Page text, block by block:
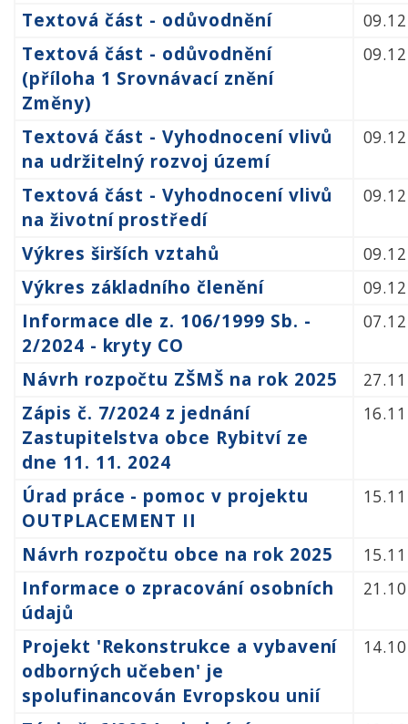
Textová část - odůvodnění
Textová část - odůvodnění
(příloha 1 Srovnávací znění
Změny)
Textová část - Vyhodnocení vlivů
na udržitelný rozvoj území
Textová část - Vyhodnocení vlivů
na životní prostředí
Výkres širších vztahů
Výkres základního členění
Informace dle z. 106/1999 Sb. -
2/2024 - kryty CO
Návrh rozpočtu ZŠMŠ na rok 2025
Zápis č. 7/2024 z jednání
Zastupitelstva obce Rybitví ze
dne 11. 11. 2024
Úrad práce - pomoc v projektu
OUTPLACEMENT II
Návrh rozpočtu obce na rok 2025
Informace o zpracování osobních
údajů
Projekt 'Rekonstrukce a vybavení
odborných učeben' je
spolufinancován Evropskou unií